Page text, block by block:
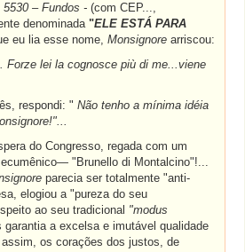
5530 – Fundos -(com CEP...,
denominada"ELE ESTÁ PARA
eu lia esse nome,Monsignore arriscou:
Forze lei la cognosce più di me...viene
respondi: "Não tenho a mínima idéia
do Congresso, regada com um
"Brunello di Montalcino"!...
parecia ser totalmente "anti-
elogiou a "pureza do seu
ao seu tradicional "modus
garantia a excelsa e imutável qualidade
os corações dos justos, de